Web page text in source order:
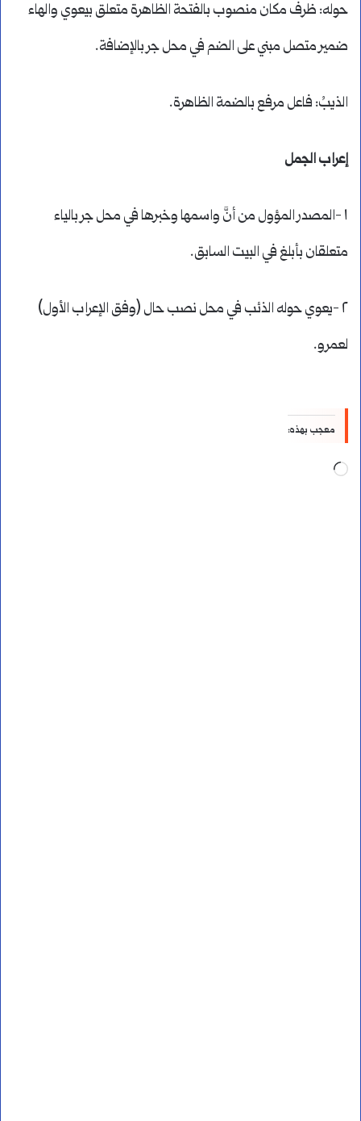
حوله: ظرف مكان منصوب بالفتحة الظاهرة متعلق بيعوي والهاء
ضمير متصل مبني على الضم في محل جر بالإضافة.
الذيبُ: فاعل مرفع بالضمة الظاهرة.
إعراب الجمل
١ -المصدر المؤول من أنَّ واسمها وخبرها في محل جر بالياء
متعلقان بأبلغ في البيت السابق.
٢ -يعوي حوله الذئب في محل نصب حال (وفق الإعراب الأول)
لعمرو.
معجب بهذه:
جاري